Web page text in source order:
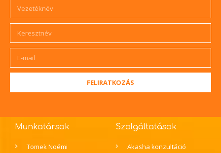
FELIRATKOZÁS
Munkatársak
Tomek Noémi
Szolgáltatások
Akasha konzultáció